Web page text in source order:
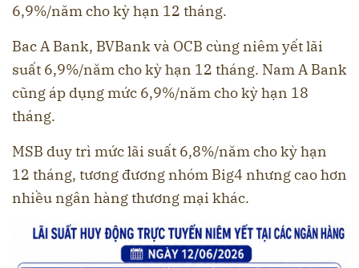
6,9%/năm cho kỳ hạn 12 tháng.
Bac A Bank, BVBank và OCB cùng niêm yết lãi
suất 6,9%/năm cho kỳ hạn 12 tháng. Nam A Bank
cũng áp dụng mức 6,9%/năm cho kỳ hạn 18
tháng.
MSB duy trì mức lãi suất 6,8%/năm cho kỳ hạn
12 tháng, tương đương nhóm Big4 nhưng cao hơn
nhiều ngân hàng thương mại khác.